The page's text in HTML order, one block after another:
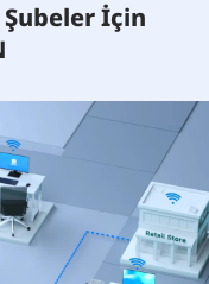
Şubeler İçin